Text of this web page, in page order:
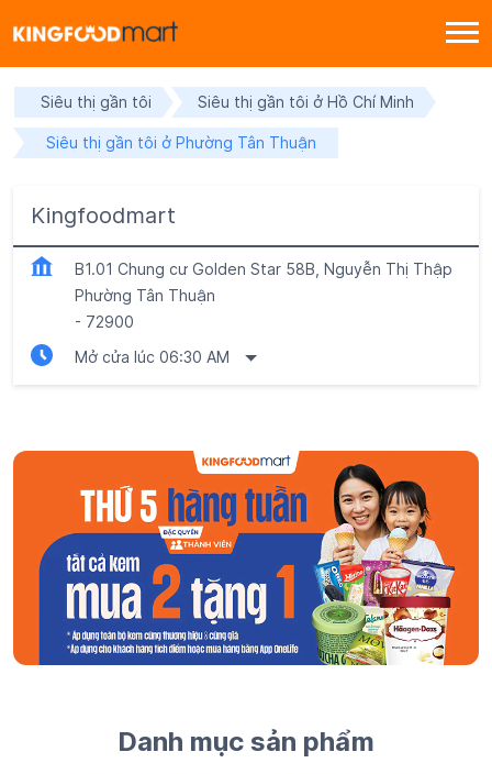
Siêu thị gần tôi Siêu thị gần tôi ở Hồ Chí Minh
Siêu thị gần tôi ở Phường Tân Thuận
Kingfoodmart
B1.01 Chung cư Golden Star 58B, Nguyễn Thị Thập
Phường Tân Thuận
- 72900
Mở cửa lúc 06:30 AM
Danh mục sản phẩm